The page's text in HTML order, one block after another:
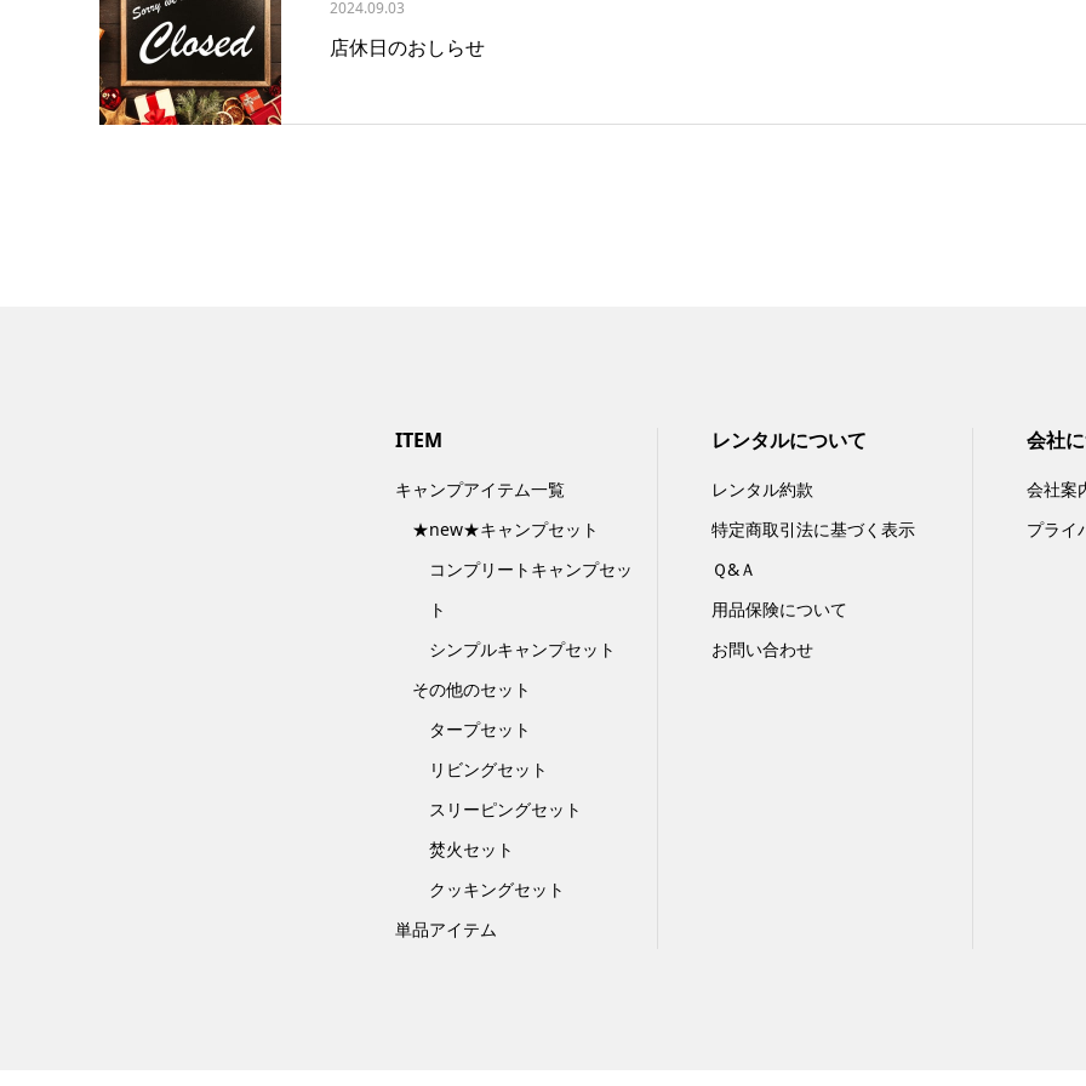
2024.09.03
店休日のおしらせ
ITEM
キャンプアイテム一覧
★new★キャンプセット
コンプリートキャンプセッ
ト
シンプルキャンプセット
その他のセット
タープセット
リビングセット
スリーピングセット
焚火セット
クッキングセット
単品アイテム
レンタルについて
レンタル約款
特定商取引法に基づく表示
Ｑ&Ａ
用品保険について
お問い合わせ
会社
会社案
プライ